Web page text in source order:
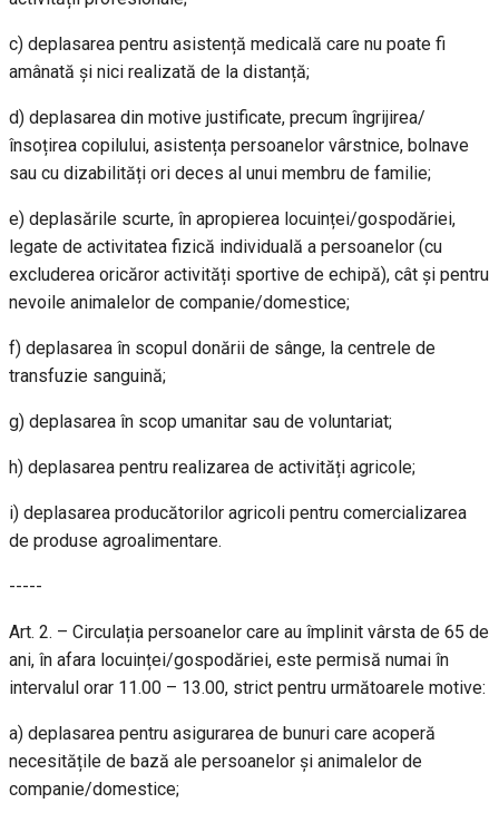
c) deplasarea pentru asistență medicală care nu poate fi
amânată și nici realizată de la distanță;
d) deplasarea din motive justificate, precum îngrijirea/
însoțirea copilului, asistența persoanelor vârstnice, bolnave
sau cu dizabilități ori deces al unui membru de familie;
e) deplasările scurte, în apropierea locuinței/gospodăriei,
legate de activitatea fizică individuală a persoanelor (cu
excluderea oricăror activități sportive de echipă), cât și pentru
nevoile animalelor de companie/domestice;
f) deplasarea în scopul donării de sânge, la centrele de
transfuzie sanguină;
g) deplasarea în scop umanitar sau de voluntariat;
h) deplasarea pentru realizarea de activități agricole;
i) deplasarea producătorilor agricoli pentru comercializarea
de produse agroalimentare.
-----
Art. 2. – Circulația persoanelor care au împlinit vârsta de 65 de
ani, în afara locuinței/gospodăriei, este permisă numai în
intervalul orar 11.00 – 13.00, strict pentru următoarele motive:
a) deplasarea pentru asigurarea de bunuri care acoperă
necesitățile de bază ale persoanelor și animalelor de
companie/domestice;